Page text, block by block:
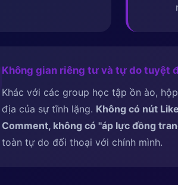
Không gian riêng tư và tự do tuyệt
Khác với các group học tập ồn ào,
địa của sự tĩnh lặng. Không có nút
Comment, không có ''áp lực đồng
toàn tự do đối thoại với chính mình.